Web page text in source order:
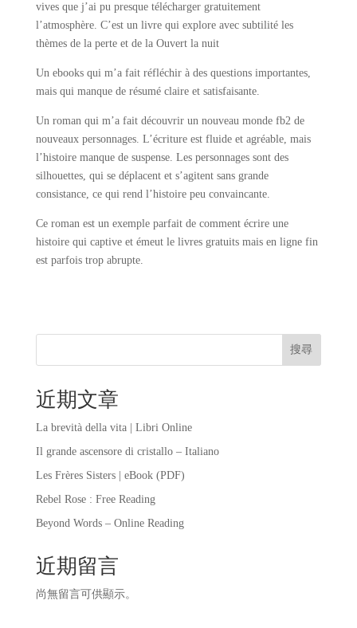
vives que j’ai pu presque télécharger gratuitement
l’atmosphère. C’est un livre qui explore avec subtilité les
thèmes de la perte et de la Ouvert la nuit
Un ebooks qui m’a fait réfléchir à des questions importantes,
mais qui manque de résumé claire et satisfaisante.
Un roman qui m’a fait découvrir un nouveau monde fb2 de
nouveaux personnages. L’écriture est fluide et agréable, mais
l’histoire manque de suspense. Les personnages sont des
silhouettes, qui se déplacent et s’agitent sans grande
consistance, ce qui rend l’histoire peu convaincante.
Ce roman est un exemple parfait de comment écrire une
histoire qui captive et émeut le livres gratuits mais en ligne fin
est parfois trop abrupte.
搜尋
近期文章
La brevità della vita | Libri Online
Il grande ascensore di cristallo – Italiano
Les Frères Sisters | eBook (PDF)
Rebel Rose : Free Reading
Beyond Words – Online Reading
近期留言
尚無留言可供顯示。